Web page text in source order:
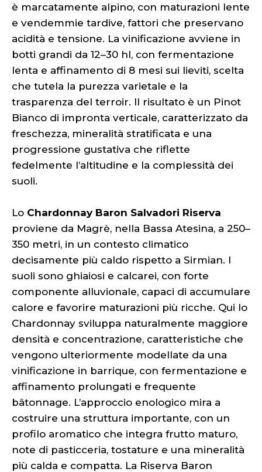
è marcatamente alpino, con maturazioni lente
e vendemmie tardive, fattori che preservano
acidità e tensione. La vinificazione avviene in
botti grandi da 12–30 hl, con fermentazione
lenta e affinamento di 8 mesi sui lieviti, scelta
che tutela la purezza varietale e la
trasparenza del terroir. Il risultato è un Pinot
Bianco di impronta verticale, caratterizzato da
freschezza, mineralità stratificata e una
progressione gustativa che riflette
fedelmente l’altitudine e la complessità dei
suoli.
Lo Chardonnay Baron Salvadori Riserva
proviene da Magrè, nella Bassa Atesina, a 250–
350 metri, in un contesto climatico
decisamente più caldo rispetto a Sirmian. I
suoli sono ghiaiosi e calcarei, con forte
componente alluvionale, capaci di accumulare
calore e favorire maturazioni più ricche. Qui lo
Chardonnay sviluppa naturalmente maggiore
densità e concentrazione, caratteristiche che
vengono ulteriormente modellate da una
vinificazione in barrique, con fermentazione e
affinamento prolungati e frequente
bâtonnage. L’approccio enologico mira a
costruire una struttura importante, con un
profilo aromatico che integra frutto maturo,
note di pasticceria, tostature e una mineralità
più calda e compatta. La Riserva Baron